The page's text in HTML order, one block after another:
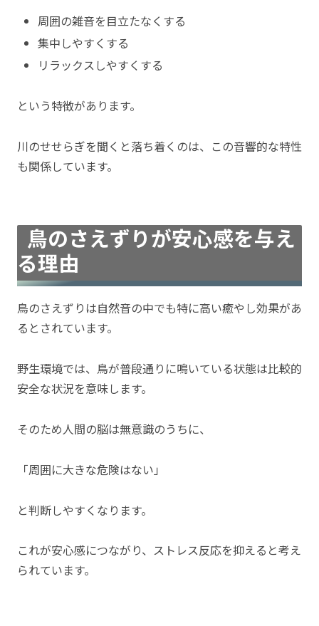
周囲の雑音を目立たなくする
集中しやすくする
リラックスしやすくする
という特徴があります。
川のせせらぎを聞くと落ち着くのは、この音響的な特性
も関係しています。
鳥のさえずりが安心感を与え
る理由
鳥のさえずりは自然音の中でも特に高い癒やし効果があ
るとされています。
野生環境では、鳥が普段通りに鳴いている状態は比較的
安全な状況を意味します。
そのため人間の脳は無意識のうちに、
「周囲に大きな危険はない」
と判断しやすくなります。
これが安心感につながり、ストレス反応を抑えると考え
られています。